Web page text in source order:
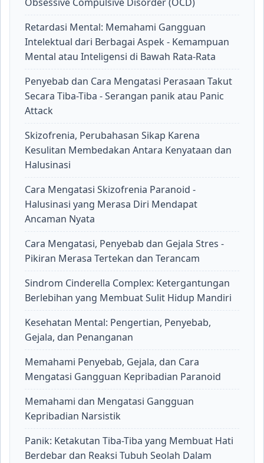
Retardasi Mental: Memahami Gangguan
Intelektual dari Berbagai Aspek - Kemampuan
Mental atau Inteligensi di Bawah Rata-Rata
Penyebab dan Cara Mengatasi Perasaan Takut
Secara Tiba-Tiba - Serangan panik atau Panic
Attack
Skizofrenia, Perubahasan Sikap Karena
Kesulitan Membedakan Antara Kenyataan dan
Halusinasi
Cara Mengatasi Skizofrenia Paranoid -
Halusinasi yang Merasa Diri Mendapat
Ancaman Nyata
Cara Mengatasi, Penyebab dan Gejala Stres -
Pikiran Merasa Tertekan dan Terancam
Sindrom Cinderella Complex: Ketergantungan
Berlebihan yang Membuat Sulit Hidup Mandiri
Kesehatan Mental: Pengertian, Penyebab,
Gejala, dan Penanganan
Memahami Penyebab, Gejala, dan Cara
Mengatasi Gangguan Kepribadian Paranoid
Memahami dan Mengatasi Gangguan
Kepribadian Narsistik
Panik: Ketakutan Tiba-Tiba yang Membuat Hati
Berdebar dan Reaksi Tubuh Seolah Dalam